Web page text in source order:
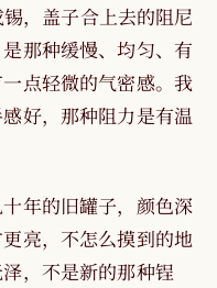
，盖子合上去的阻尼
那种缓慢、均匀、有
点轻微的气密感。我
好，那种阻力是有温
年的旧罐子，颜色深
亮，不怎么摸到的地
，不是新的那种锃